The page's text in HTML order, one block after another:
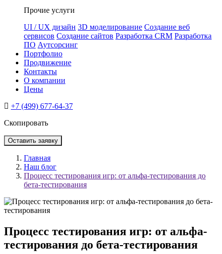
Прочие услуги
UI / UX дизайн 3D моделирование Создание веб
сервисов Создание сайтов Разработка CRM Разработка
ПО Аутсорсинг
Портфолио
Продвижение
Контакты
О компании
Цены
+7 (499) 677-64-37
Скопировать
Оставить заявку
Главная
Наш блог
Процесс тестирования игр: от альфа-тестирования до
бета-тестирования
Процесс тестирования игр: от альфа-
тестирования до бета-тестирования